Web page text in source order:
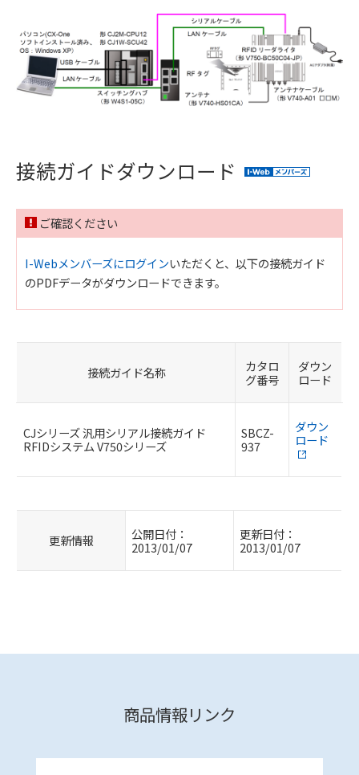
接続ガイドダウンロード
ご確認ください
I-Webメンバーズにログインいただくと、以下の接続ガイド
のPDFデータがダウンロードできます。
接続ガイド名称
カタロ
グ番号
ダウン
ロード
CJシリーズ 汎用シリアル接続ガイド
RFIDシステム V750シリーズ
SBCZ-
937
ダウン
ロード
更新情報
公開日付：
2013/01/07
更新日付：
2013/01/07
商品情報リンク